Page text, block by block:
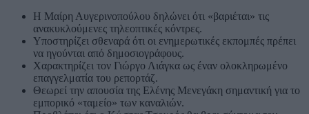
Η Μαίρη Αυγερινοπούλου δηλώνει ότι «βαριέται» τις
ανακυκλούμενες τηλεοπτικές κόντρες.
Υποστηρίζει σθεναρά ότι οι ενημερωτικές εκπομπές πρέπει
να ηγούνται από δημοσιογράφους.
Χαρακτηρίζει τον Γιώργο Λιάγκα ως έναν ολοκληρωμένο
επαγγελματία του ρεπορτάζ.
Θεωρεί την απουσία της Ελένης Μενεγάκη σημαντική για το
εμπορικό «ταμείο» των καναλιών.